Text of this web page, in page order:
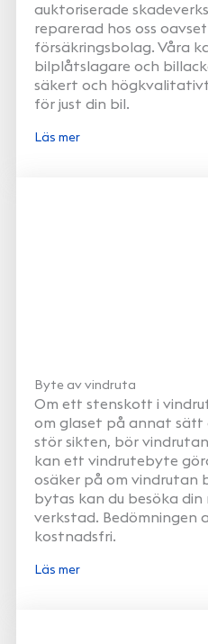
auktoriserade
reparerad hos oss
försäkringsbolag. Våra
bilplåtslagare och
säkert och
för just din bil.
Läs mer
Byte av vindruta
Om ett stenskott i
om glaset på annat
stör sikten, bör
kan ett vindrutebyte
osäker på om vindrutan
bytas kan du besöka din
verkstad. Bedömningen
kostnadsfri.
Läs mer